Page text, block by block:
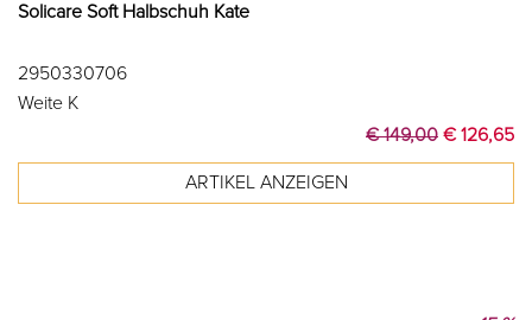
Solicare Soft Halbschuh Kate
2950330706
Weite K
€ 149,00 € 126,65